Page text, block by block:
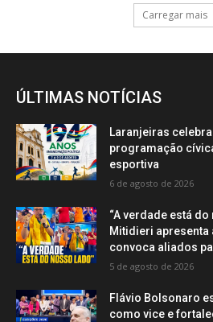
Carregar mais
ÚLTIMAS NOTÍCIAS
Laranjeiras
programação
esportiva
6 de agosto de 2026
“A verdade está
Mitidieri apresenta
convoca aliados
5 de agosto de 2026
Flávio Bolsonaro
como vice e